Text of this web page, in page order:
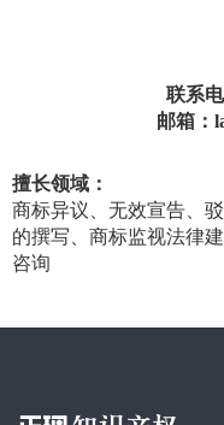
联系
邮箱：
擅长领域：
商标异议、无效宣告、
的撰写、商标监视法律
咨询